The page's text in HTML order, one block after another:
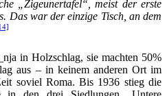
„Zigeunertafel“, meist der erste
Das war der einzige Tisch, an dem
in Holzschlag, sie machten 50%
aus – in keinem anderen Ort im
soviel Roma. Bis 1936 stieg die